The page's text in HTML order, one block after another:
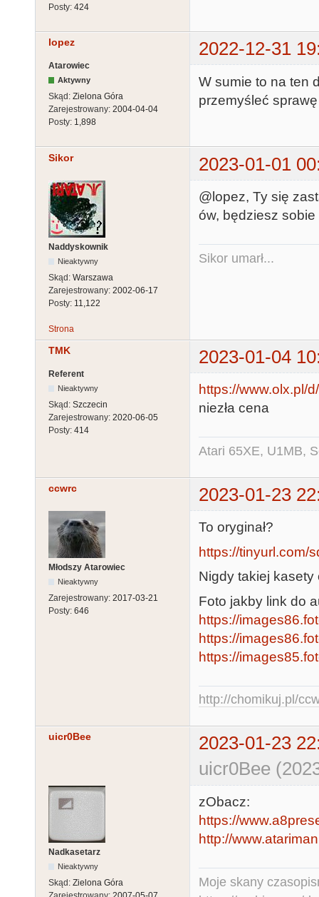
Posty: 424
lopez 2022-12-31
Atarowiec
Aktywny
Skąd: Zielona Góra
Zarejestrowany: 2004-04-04
Posty: 1,898
W sumie to na ten
przemyśleć
Sikor 2023-01-01
Naddyskownik
Nieaktywny
Skąd: Warszawa
Zarejestrowany: 2002-06-17
Posty: 11,122
@lopez, Ty się
ów, będziesz sobie
Sikor umarł...
Strona
TMK 2023-01-04
Referent
Nieaktywny
Skąd: Szczecin
Zarejestrowany: 2020-06-05
Posty: 414
https://www.olx.pl/
niezła cena
Atari 65XE, U1MB,
ccwrc 2023-01-23
Młodszy Atarowiec
Nieaktywny
Zarejestrowany: 2017-03-21
Posty: 646
To oryginał?
https://tinyurl.com/
Nigdy takiej kasety
Foto jakby link do
https://
https://
https://
http://chomikuj.pl/
uicr0Bee
2023-01-23
uicr0Bee
Nadkasetarz
Nieaktywny
Skąd: Zielona Góra
zObacz:
https://
http://
Moje skany